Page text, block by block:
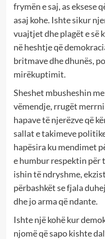
frymën e saj, as eksese
asaj kohe. Ishte sikur
vuajtjet dhe plagët e së
në heshtje që
britmave dhe dhunës,
mirëkuptimit.
Sheshet mbusheshin
vëmendje, rrugët
hapave të njerëzve që
sallat e takimeve
hapësira ku mendimet
e humbur respektin për
ishin të ndryshme,
përbashkët se fjala
dhe jo arma që ndante.
Ishte një kohë kur
njomë që sapo kishte